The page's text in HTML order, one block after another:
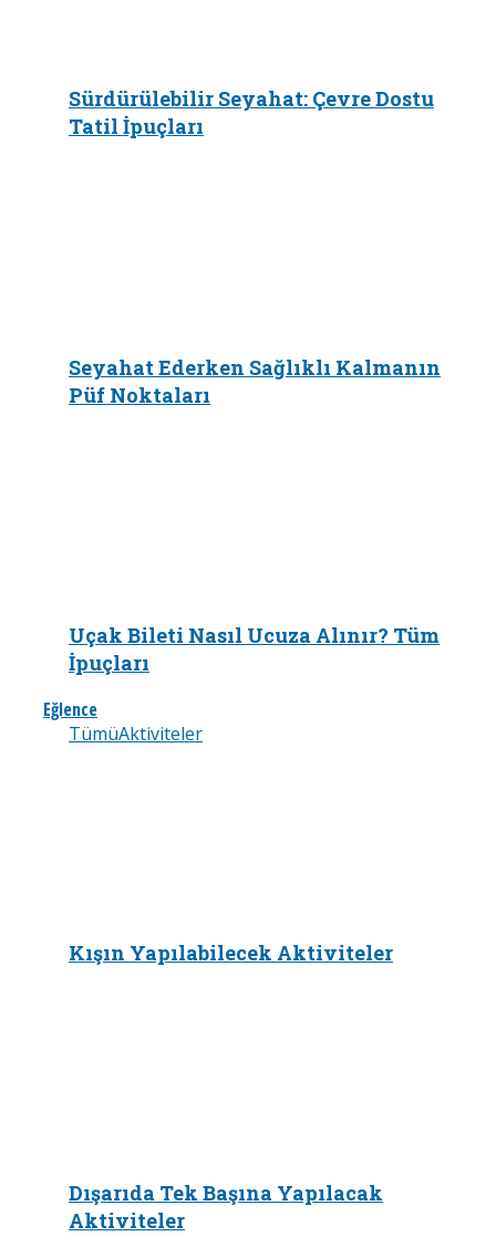
Sürdürülebilir Seyahat: Çevre Dostu
Tatil İpuçları
Seyahat Ederken Sağlıklı Kalmanın
Püf Noktaları
Uçak Bileti Nasıl Ucuza Alınır? Tüm
İpuçları
Eğlence
TümüAktiviteler
Kışın Yapılabilecek Aktiviteler
Dışarıda Tek Başına Yapılacak
Aktiviteler